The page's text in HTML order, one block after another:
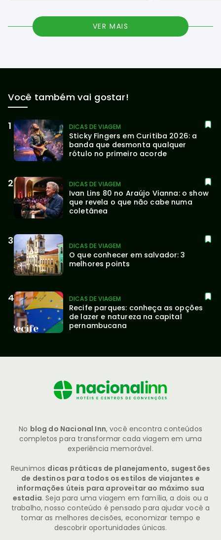
VER MAIS
Você também vai gostar!
DICAS DE VIAGEM
Sticky Fingers em Curitiba 2026: a
banda que desmonta qualquer
rótulo no primeiro acorde
DICAS DE VIAGEM
Ivan Lins 80 no Araújo Vianna: o show
que revela o que não cabe numa
coletânea
DICAS DE VIAGEM
O que conhecer em salvador: 3
melhores points
DICAS DE VIAGEM
Recife parques: conheça as opções
de lazer e natureza na capital
pernambucana
No blog do Nacional Inn, você encontra conteúdos
completos para transformar cada viagem em uma
experiência memorável.
Reunimos dicas práticas de planejamento, sugestões
de destinos para todos os estilos de viajantes e
informações úteis para aproveitar ao máximo sua
estadia. Seja para uma viagem em família, a dois ou a
trabalho, nosso conteúdo é pensado para ajudar você a
tomar as melhores decisões, economizar tempo e
descobrir oportunidades únicas.